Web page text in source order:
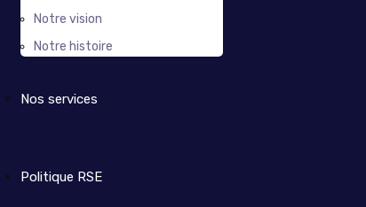
Notre vision
Notre histoire
Nos services
Politique RSE